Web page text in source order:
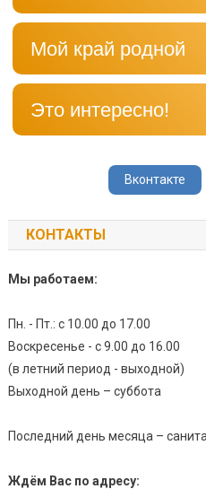
Мой край родной
Это интересно!
Вконтакте
КОНТАКТЫ
Мы работаем:
Пн. - Пт.: с 10.00 до 17.00
Воскресенье - с 9.00 до 16.00
(в летний период - выходной)
Выходной день – суббота
Последний день месяца –
Ждём Вас по адресу: